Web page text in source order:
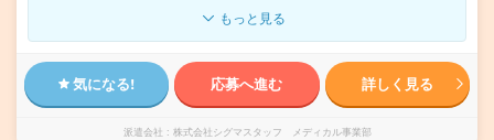
もっと見る
気になる! 応募へ進む 詳しく見る
派遣会社 株式会社シグマスタッフ メディカル事業部